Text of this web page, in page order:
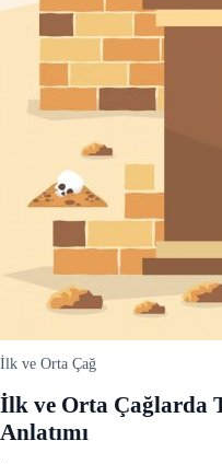
İlk ve Orta Çağ
İlk ve Orta Çağlarda
Anlatımı